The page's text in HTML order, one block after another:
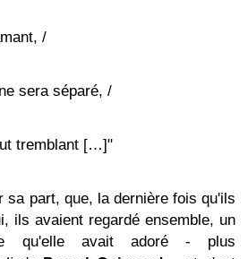
/
sera séparé, /
tremblant […]"
sa part, que, la dernière fois qu'ils
ils avaient regardé ensemble, un
qu'elle avait adoré - plus